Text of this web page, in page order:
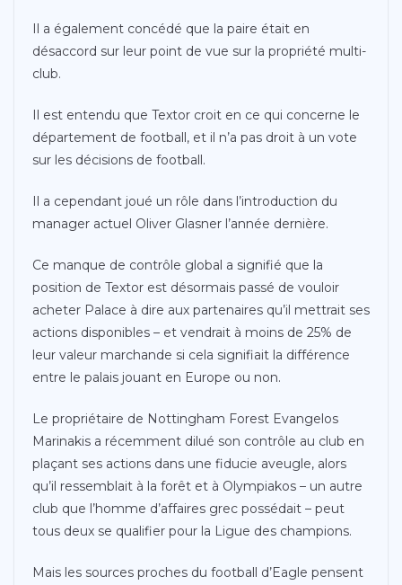
Il a également concédé que la paire était en
désaccord sur leur point de vue sur la propriété multi-
club.
Il est entendu que Textor croit en ce qui concerne le
département de football, et il n’a pas droit à un vote
sur les décisions de football.
Il a cependant joué un rôle dans l’introduction du
manager actuel Oliver Glasner l’année dernière.
Ce manque de contrôle global a signifié que la
position de Textor est désormais passé de vouloir
acheter Palace à dire aux partenaires qu’il mettrait ses
actions disponibles – et vendrait à moins de 25% de
leur valeur marchande si cela signifiait la différence
entre le palais jouant en Europe ou non.
Le propriétaire de Nottingham Forest Evangelos
Marinakis a récemment dilué son contrôle au club en
plaçant ses actions dans une fiducie aveugle, alors
qu’il ressemblait à la forêt et à Olympiakos – un autre
club que l’homme d’affaires grec possédait – peut
tous deux se qualifier pour la Ligue des champions.
Mais les sources proches du football d’Eagle pensent